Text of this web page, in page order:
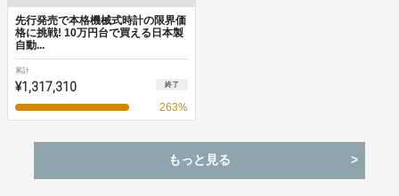
先行発売で本格機械式時計の限界価
格に挑戦! 10万円台で買える日本製
自動...
累計
¥1,317,310 終了
263%
もっと見る